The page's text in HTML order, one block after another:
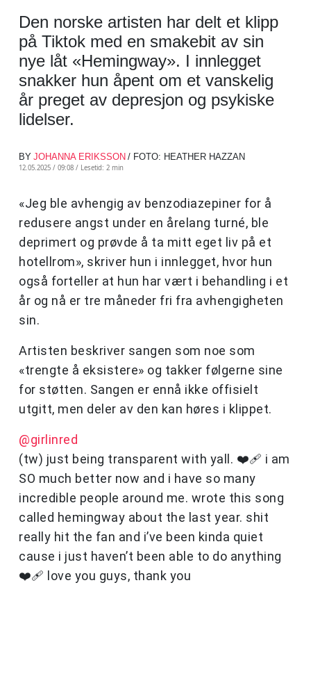
Den norske artisten har delt et klipp
på Tiktok med en smakebit av sin
nye låt «Hemingway». I innlegget
snakker hun åpent om et vanskelig
år preget av depresjon og psykiske
lidelser.
BY JOHANNA ERIKSSON / FOTO: HEATHER HAZZAN
12.05.2025 / 09:08 / Lesetid: 2 min
«Jeg ble avhengig av benzodiazepiner for å
redusere angst under en årelang turné, ble
deprimert og prøvde å ta mitt eget liv på et
hotellrom», skriver hun i innlegget, hvor hun
også forteller at hun har vært i behandling i et
år og nå er tre måneder fri fra avhengigheten
sin.
Artisten beskriver sangen som noe som
«trengte å eksistere» og takker følgerne sine
for støtten. Sangen er ennå ikke offisielt
utgitt, men deler av den kan høres i klippet.
@girlinred
(tw) just being transparent with yall. ❤️‍🩹 i am
SO much better now and i have so many
incredible people around me. wrote this song
called hemingway about the last year. shit
really hit the fan and i’ve been kinda quiet
cause i just haven’t been able to do anything
❤️‍🩹 love you guys, thank you